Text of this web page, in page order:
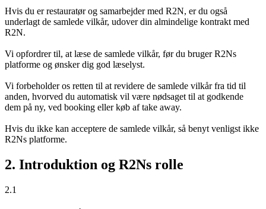
Hvis du er restauratør og samarbejder med R2N, er du også
underlagt de samlede vilkår, udover din almindelige kontrakt med
R2N.
Vi opfordrer til, at læse de samlede vilkår, før du bruger R2Ns
platforme og ønsker dig god læselyst.
Vi forbeholder os retten til at revidere de samlede vilkår fra tid til
anden, hvorved du automatisk vil være nødsaget til at godkende
dem på ny, ved booking eller køb af take away.
Hvis du ikke kan acceptere de samlede vilkår, så benyt venligst ikke
R2Ns platforme.
2. Introduktion og R2Ns rolle
2.1